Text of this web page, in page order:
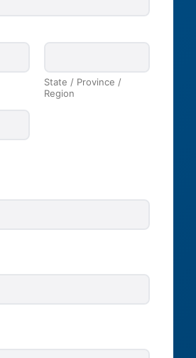
State / Province /
Region